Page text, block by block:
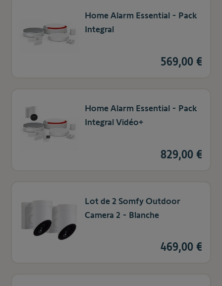
Home Alarm Essential - Pack
Integral
569,00 €
Home Alarm Essential - Pack
Integral Vidéo+
829,00 €
Lot de 2 Somfy Outdoor
Camera 2 - Blanche
469,00 €